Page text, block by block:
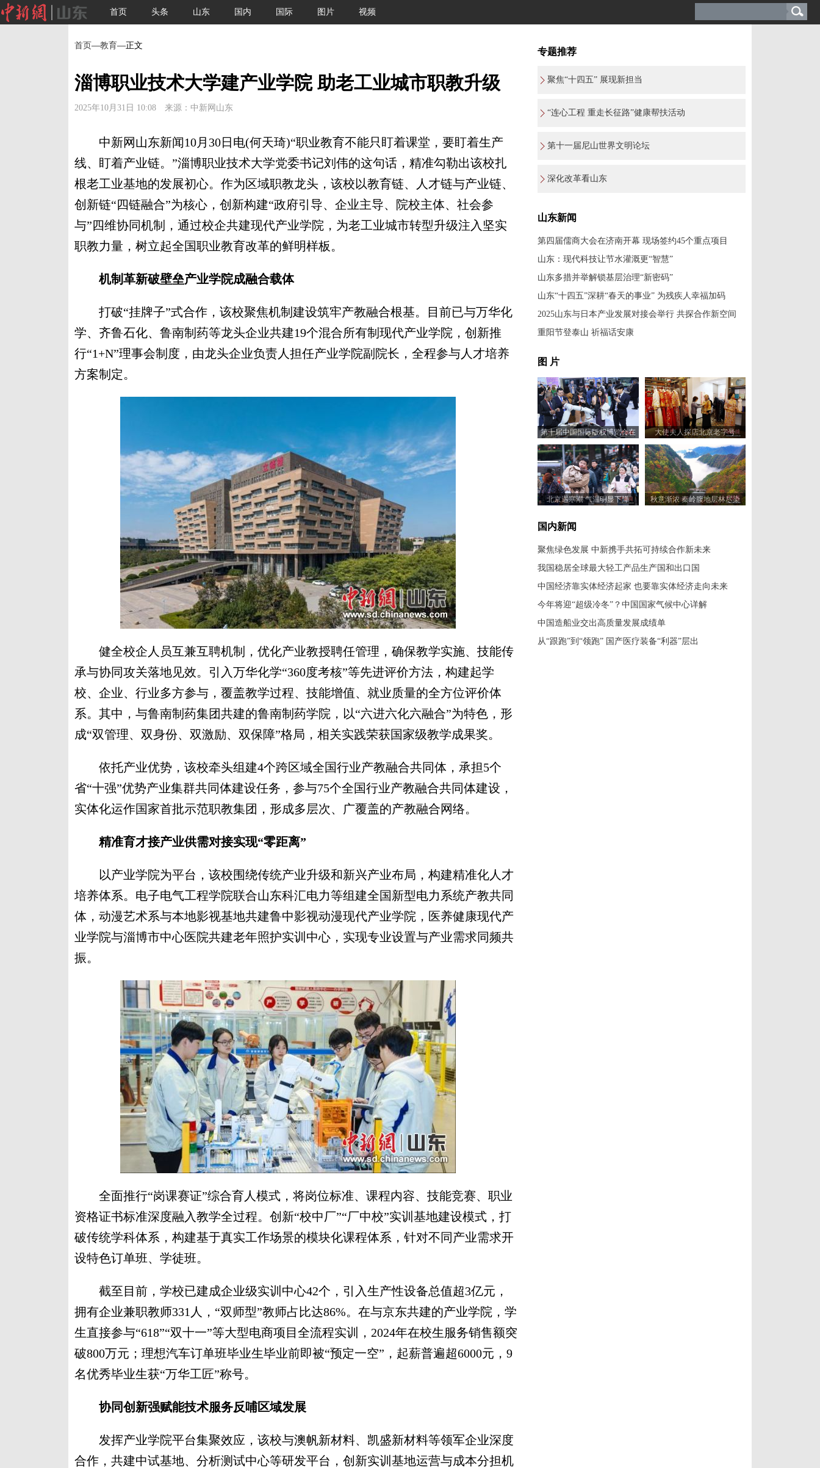
首页 头条 山东 国内 国际 图片 视频
首页—教育—正文
淄博职业技术大学建产业学院 助老工业城市职教升级
2025年10月31日 10:08 来源：中新网山东
中新网山东新闻10月30日电(何天琦)“职业教育不能只盯着课堂，要盯着生产
线、盯着产业链。”淄博职业技术大学党委书记刘伟的这句话，精准勾勒出该校扎
根老工业基地的发展初心。作为区域职教龙头，该校以教育链、人才链与产业链、
创新链“四链融合”为核心，创新构建“政府引导、企业主导、院校主体、社会参
与”四维协同机制，通过校企共建现代产业学院，为老工业城市转型升级注入坚实
职教力量，树立起全国职业教育改革的鲜明样板。
机制革新破壁垒产业学院成融合载体
打破“挂牌子”式合作，该校聚焦机制建设筑牢产教融合根基。目前已与万华化
学、齐鲁石化、鲁南制药等龙头企业共建19个混合所有制现代产业学院，创新推
行“1+N”理事会制度，由龙头企业负责人担任产业学院副院长，全程参与人才培养
方案制定。
健全校企人员互兼互聘机制，优化产业教授聘任管理，确保教学实施、技能传
承与协同攻关落地见效。引入万华化学“360度考核”等先进评价方法，构建起学
校、企业、行业多方参与，覆盖教学过程、技能增值、就业质量的全方位评价体
系。其中，与鲁南制药集团共建的鲁南制药学院，以“六进六化六融合”为特色，形
成“双管理、双身份、双激励、双保障”格局，相关实践荣获国家级教学成果奖。
依托产业优势，该校牵头组建4个跨区域全国行业产教融合共同体，承担5个
省“十强”优势产业集群共同体建设任务，参与75个全国行业产教融合共同体建设，
实体化运作国家首批示范职教集团，形成多层次、广覆盖的产教融合网络。
精准育才接产业供需对接实现“零距离”
以产业学院为平台，该校围绕传统产业升级和新兴产业布局，构建精准化人才
培养体系。电子电气工程学院联合山东科汇电力等组建全国新型电力系统产教共同
体，动漫艺术系与本地影视基地共建鲁中影视动漫现代产业学院，医养健康现代产
业学院与淄博市中心医院共建老年照护实训中心，实现专业设置与产业需求同频共
振。
全面推行“岗课赛证”综合育人模式，将岗位标准、课程内容、技能竞赛、职业
资格证书标准深度融入教学全过程。创新“校中厂”“厂中校”实训基地建设模式，打
破传统学科体系，构建基于真实工作场景的模块化课程体系，针对不同产业需求开
设特色订单班、学徒班。
截至目前，学校已建成企业级实训中心42个，引入生产性设备总值超3亿元，
拥有企业兼职教师331人，“双师型”教师占比达86%。在与京东共建的产业学院，学
生直接参与“618”“双十一”等大型电商项目全流程实训，2024年在校生服务销售额突
破800万元；理想汽车订单班毕业生毕业前即被“预定一空”，起薪普遍超6000元，9
名优秀毕业生获“万华工匠”称号。
协同创新强赋能技术服务反哺区域发展
发挥产业学院平台集聚效应，该校与澳帆新材料、凯盛新材料等领军企业深度
合作，共建中试基地、分析测试中心等研发平台，创新实训基地运营与成本分担机
专题推荐
聚焦“十四五” 展现新担当
“连心工程 重走长征路”健康帮扶活动
第十一届尼山世界文明论坛
深化改革看山东
山东新闻
第四届儒商大会在济南开幕 现场签约45个重点项目
山东：现代科技让节水灌溉更“智慧”
山东多措并举解锁基层治理“新密码”
山东“十四五”深耕“春天的事业” 为残疾人幸福加码
2025山东与日本产业发展对接会举行 共探合作新空间
重阳节登泰山 祈福话安康
图 片
第十届中国国际版权博览会在
山东青岛开幕
大使夫人探店北京老字号
北京遇寒潮 气温明显下降 秋意渐浓 秦岭腹地层林尽染
国内新闻
聚焦绿色发展 中新携手共拓可持续合作新未来
我国稳居全球最大轻工产品生产国和出口国
中国经济靠实体经济起家 也要靠实体经济走向未来
今年将迎“超级冷冬”？中国国家气候中心详解
中国造船业交出高质量发展成绩单
从“跟跑”到“领跑” 国产医疗装备“利器”层出